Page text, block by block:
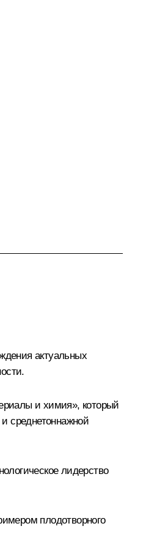
актуальных
и химия», который
среднетоннажной
лидерство
плодотворного